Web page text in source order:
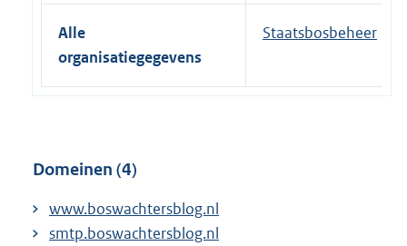
i
k
Alle
organisatiegegevens
Staatsbosbeheer
Domeinen (4)
www.boswachtersblog.nl
smtp.boswachtersblog.nl